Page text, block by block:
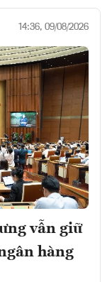
14:36, 09/08/2026
vẫn giữ
hàng